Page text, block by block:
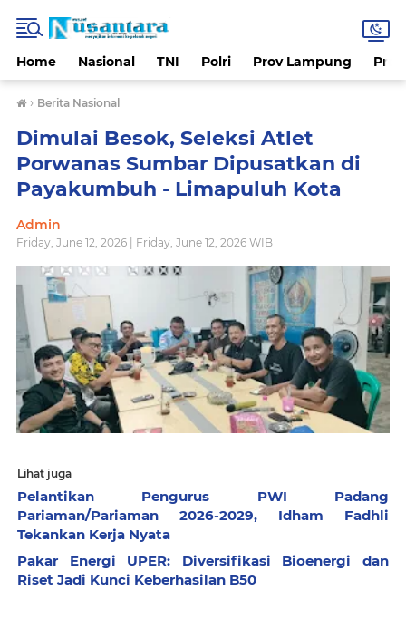
Home Nasional TNI Polri Prov Lampung
› Berita Nasional
Dimulai Besok, Seleksi Atlet
Porwanas Sumbar Dipusatkan di
Payakumbuh - Limapuluh Kota
Admin
Friday, June 12, 2026 | Friday, June 12, 2026 WIB
Lihat juga
Pelantikan Pengurus PWI Padang
Pariaman/Pariaman 2026-2029, Idham Fadhli
Tekankan Kerja Nyata
Pakar Energi UPER: Diversifikasi Bioenergi dan
Riset Jadi Kunci Keberhasilan B50